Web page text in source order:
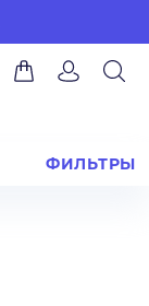
ФИЛЬТРЫ